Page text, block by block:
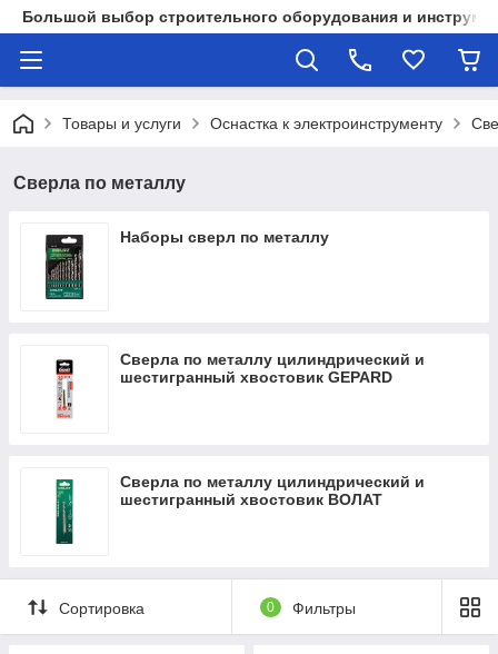
Большой выбор строительного оборудования и
Товары и услуги Оснастка к электроинструменту
Сверла по металлу
Наборы сверл по металлу
Сверла по металлу цилиндрический и
шестигранный хвостовик GEPARD
Сверла по металлу цилиндрический и
шестигранный хвостовик ВОЛАТ
Сортировка 0 Фильтры